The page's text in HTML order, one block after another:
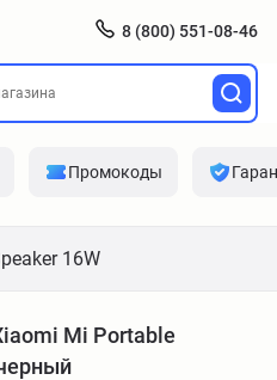
8 (800) 551-08-46
Промокоды
16W
Mi Portable